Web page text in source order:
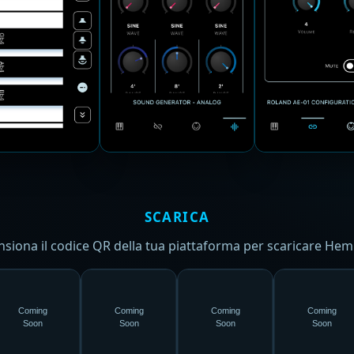
SCARICA
il codice QR della tua piattaforma per scaricare
Coming
Soon
Coming
Soon
Coming
Soon
Coming
Soon